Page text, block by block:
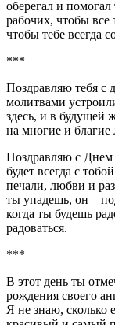
оберегал и
рабочих, чтобы
чтобы тебе всегда
***
Поздравляю тебя с
молитвами
здесь, и в будущей
на многие и благие
Поздравляю с Днем
будет всегда с
печали, любви и
ты упадешь, он –
когда ты будешь
радоваться.
***
В этот день ты
рождения своего
Я не знаю, сколько